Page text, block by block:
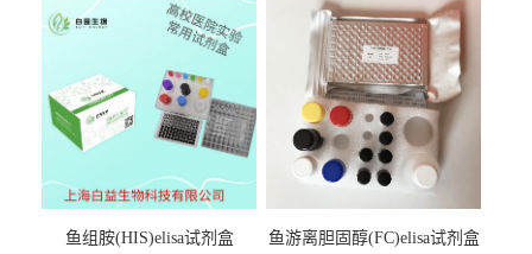
鱼组胺(HIS)elisa试剂盒 鱼游离胆固醇(FC)elisa试剂盒